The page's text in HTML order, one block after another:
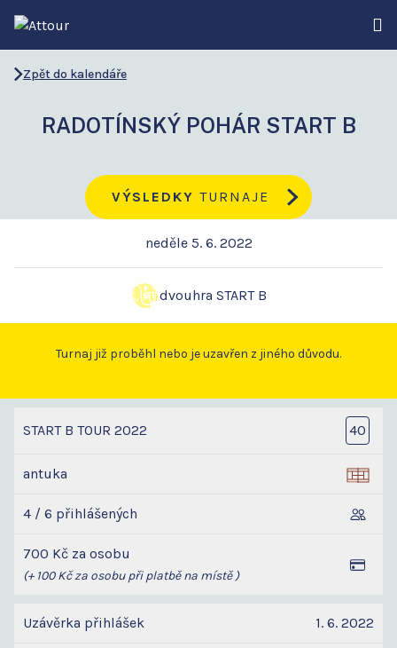
Zpět do kalendáře
RADOTÍNSKÝ POHÁR START B
VÝSLEDKY TURNAJE
neděle 5. 6. 2022
dvouhra START B
Turnaj již proběhl nebo je uzavřen z jiného důvodu.
START B TOUR 2022 40
antuka
4 / 6 přihlášených
700 Kč za osobu
(+ 100 Kč za osobu při platbě na místě )
Uzávěrka přihlášek 1. 6. 2022